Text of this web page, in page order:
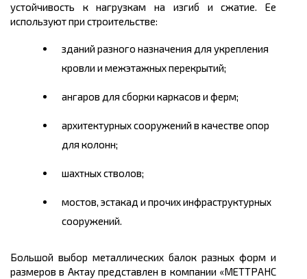
устойчивость к нагрузкам на изгиб и сжатие. Ее
используют при строительстве:
зданий разного назначения для укрепления
кровли и межэтажных перекрытий;
ангаров для сборки каркасов и ферм;
архитектурных сооружений в качестве опор
для колонн;
шахтных стволов;
мостов, эстакад и прочих инфраструктурных
сооружений.
Большой выбор металлических балок разных форм и
размеров в Актау представлен в компании «МЕТТРАНС